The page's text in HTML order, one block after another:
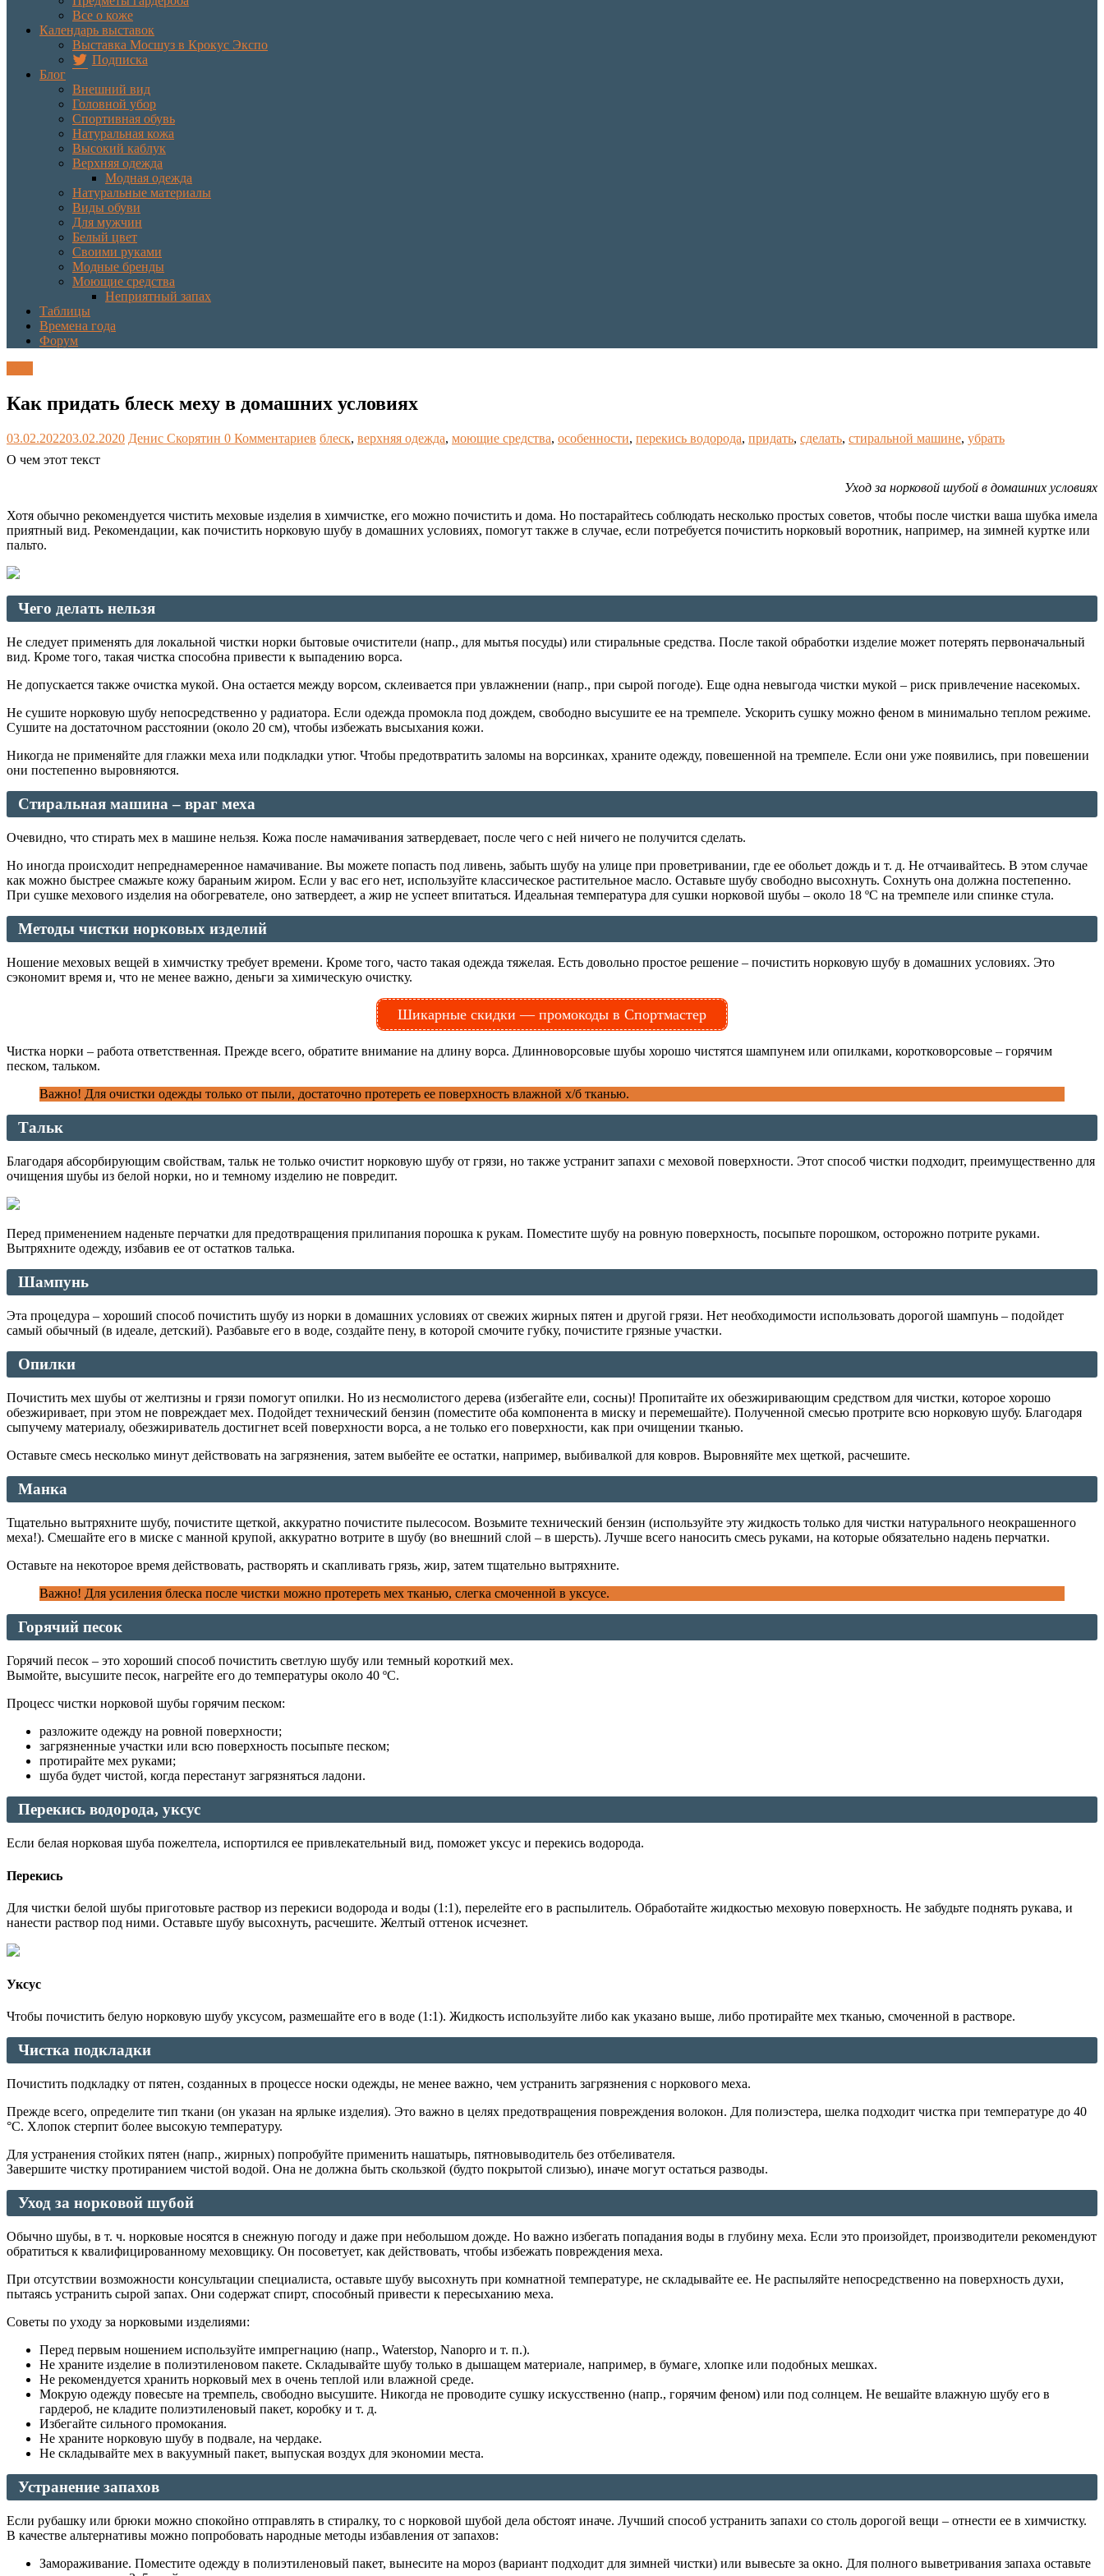
Все о коже
Календарь выставок
Выставка Мосшуз в Крокус Экспо
Подписка
Блог
Внешний вид
Головной убор
Спортивная обувь
Натуральная кожа
Высокий каблук
Верхняя одежда
Модная одежда
Натуральные материалы
Виды обуви
Для мужчин
Белый цвет
Своими руками
Модные бренды
Моющие средства
Неприятный запах
Таблицы
Времена года
Форум
Как придать блеск меху в домашних условиях
03.02.202203.02.2020 Денис Скорятин 0 Комментариев блеск, верхняя одежда, моющие средства, особенности, перекись водорода, придать, сделать, стиральной машине, убрать
О чем этот текст
Уход за норковой шубой в домашних условиях
Хотя обычно рекомендуется чистить меховые изделия в химчистке, его можно почистить и дома. Но постарайтесь соблюдать несколько простых советов, чтобы после чистки ваша шубка имела
приятный вид. Рекомендации, как почистить норковую шубу в домашних условиях, помогут также в случае, если потребуется почистить норковый воротник, например, на зимней куртке или
пальто.
Чего делать нельзя
Не следует применять для локальной чистки норки бытовые очистители (напр., для мытья посуды) или стиральные средства. После такой обработки изделие может потерять первоначальный
вид. Кроме того, такая чистка способна привести к выпадению ворса.
Не допускается также очистка мукой. Она остается между ворсом, склеивается при увлажнении (напр., при сырой погоде). Еще одна невыгода чистки мукой – риск привлечение насекомых.
Не сушите норковую шубу непосредственно у радиатора. Если одежда промокла под дождем, свободно высушите ее на тремпеле. Ускорить сушку можно феном в минимально теплом режиме.
Сушите на достаточном расстоянии (около 20 см), чтобы избежать высыхания кожи.
Никогда не применяйте для глажки меха или подкладки утюг. Чтобы предотвратить заломы на ворсинках, храните одежду, повешенной на тремпеле. Если они уже появились, при повешении
они постепенно выровняются.
Стиральная машина – враг меха
Очевидно, что стирать мех в машине нельзя. Кожа после намачивания затвердевает, после чего с ней ничего не получится сделать.
Но иногда происходит непреднамеренное намачивание. Вы можете попасть под ливень, забыть шубу на улице при проветривании, где ее обольет дождь и т. д. Не отчаивайтесь. В этом случае
как можно быстрее смажьте кожу бараньим жиром. Если у вас его нет, используйте классическое растительное масло. Оставьте шубу свободно высохнуть. Сохнуть она должна постепенно.
При сушке мехового изделия на обогревателе, оно затвердеет, а жир не успеет впитаться. Идеальная температура для сушки норковой шубы – около 18 ºС на тремпеле или спинке стула.
Методы чистки норковых изделий
Ношение меховых вещей в химчистку требует времени. Кроме того, часто такая одежда тяжелая. Есть довольно простое решение – почистить норковую шубу в домашних условиях. Это
сэкономит время и, что не менее важно, деньги за химическую очистку.
Шикарные скидки — промокоды в Спортмастер
Чистка норки – работа ответственная. Прежде всего, обратите внимание на длину ворса. Длинноворсовые шубы хорошо чистятся шампунем или опилками, коротковорсовые – горячим
песком, тальком.
Важно! Для очистки одежды только от пыли, достаточно протереть ее поверхность влажной х/б тканью.
Тальк
Благодаря абсорбирующим свойствам, тальк не только очистит норковую шубу от грязи, но также устранит запахи с меховой поверхности. Этот способ чистки подходит, преимущественно для
очищения шубы из белой норки, но и темному изделию не повредит.
Перед применением наденьте перчатки для предотвращения прилипания порошка к рукам. Поместите шубу на ровную поверхность, посыпьте порошком, осторожно потрите руками.
Вытряхните одежду, избавив ее от остатков талька.
Шампунь
Эта процедура – хороший способ почистить шубу из норки в домашних условиях от свежих жирных пятен и другой грязи. Нет необходимости использовать дорогой шампунь – подойдет
самый обычный (в идеале, детский). Разбавьте его в воде, создайте пену, в которой смочите губку, почистите грязные участки.
Опилки
Почистить мех шубы от желтизны и грязи помогут опилки. Но из несмолистого дерева (избегайте ели, сосны)! Пропитайте их обезжиривающим средством для чистки, которое хорошо
обезжиривает, при этом не повреждает мех. Подойдет технический бензин (поместите оба компонента в миску и перемешайте). Полученной смесью протрите всю норковую шубу. Благодаря
сыпучему материалу, обезжириватель достигнет всей поверхности ворса, а не только его поверхности, как при очищении тканью.
Оставьте смесь несколько минут действовать на загрязнения, затем выбейте ее остатки, например, выбивалкой для ковров. Выровняйте мех щеткой, расчешите.
Манка
Тщательно вытряхните шубу, почистите щеткой, аккуратно почистите пылесосом. Возьмите технический бензин (используйте эту жидкость только для чистки натурального неокрашенного
меха!). Смешайте его в миске с манной крупой, аккуратно вотрите в шубу (во внешний слой – в шерсть). Лучше всего наносить смесь руками, на которые обязательно надень перчатки.
Оставьте на некоторое время действовать, растворять и скапливать грязь, жир, затем тщательно вытряхните.
Важно! Для усиления блеска после чистки можно протереть мех тканью, слегка смоченной в уксусе.
Горячий песок
Горячий песок – это хороший способ почистить светлую шубу или темный короткий мех.
Вымойте, высушите песок, нагрейте его до температуры около 40 ºС.
Процесс чистки норковой шубы горячим песком:
разложите одежду на ровной поверхности;
загрязненные участки или всю поверхность посыпьте песком;
протирайте мех руками;
шуба будет чистой, когда перестанут загрязняться ладони.
Перекись водорода, уксус
Если белая норковая шуба пожелтела, испортился ее привлекательный вид, поможет уксус и перекись водорода.
Перекись
Для чистки белой шубы приготовьте раствор из перекиси водорода и воды (1:1), перелейте его в распылитель. Обработайте жидкостью меховую поверхность. Не забудьте поднять рукава, и
нанести раствор под ними. Оставьте шубу высохнуть, расчешите. Желтый оттенок исчезнет.
Уксус
Чтобы почистить белую норковую шубу уксусом, размешайте его в воде (1:1). Жидкость используйте либо как указано выше, либо протирайте мех тканью, смоченной в растворе.
Чистка подкладки
Почистить подкладку от пятен, созданных в процессе носки одежды, не менее важно, чем устранить загрязнения с норкового меха.
Прежде всего, определите тип ткани (он указан на ярлыке изделия). Это важно в целях предотвращения повреждения волокон. Для полиэстера, шелка подходит чистка при температуре до 40
°С. Хлопок стерпит более высокую температуру.
Для устранения стойких пятен (напр., жирных) попробуйте применить нашатырь, пятновыводитель без отбеливателя.
Завершите чистку протиранием чистой водой. Она не должна быть скользкой (будто покрытой слизью), иначе могут остаться разводы.
Уход за норковой шубой
Обычно шубы, в т. ч. норковые носятся в снежную погоду и даже при небольшом дожде. Но важно избегать попадания воды в глубину меха. Если это произойдет, производители рекомендуют
обратиться к квалифицированному меховщику. Он посоветует, как действовать, чтобы избежать повреждения меха.
При отсутствии возможности консультации специалиста, оставьте шубу высохнуть при комнатной температуре, не складывайте ее. Не распыляйте непосредственно на поверхность духи,
пытаясь устранить сырой запах. Они содержат спирт, способный привести к пересыханию меха.
Советы по уходу за норковыми изделиями:
Перед первым ношением используйте импрегнацию (напр., Waterstop, Nanopro и т. п.).
Не храните изделие в полиэтиленовом пакете. Складывайте шубу только в дышащем материале, например, в бумаге, хлопке или подобных мешках.
Не рекомендуется хранить норковый мех в очень теплой или влажной среде.
Мокрую одежду повесьте на тремпель, свободно высушите. Никогда не проводите сушку искусственно (напр., горячим феном) или под солнцем. Не вешайте влажную шубу его в
гардероб, не кладите полиэтиленовый пакет, коробку и т. д.
Избегайте сильного промокания.
Не храните норковую шубу в подвале, на чердаке.
Не складывайте мех в вакуумный пакет, выпуская воздух для экономии места.
Устранение запахов
Если рубашку или брюки можно спокойно отправлять в стиралку, то с норковой шубой дела обстоят иначе. Лучший способ устранить запахи со столь дорогой вещи – отнести ее в химчистку.
В качестве альтернативы можно попробовать народные методы избавления от запахов:
Замораживание. Поместите одежду в полиэтиленовый пакет, вынесите на мороз (вариант подходит для зимней чистки) или вывесьте за окно. Для полного выветривания запаха оставьте